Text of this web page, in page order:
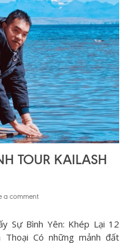
TOUR KAILASH
a comment
Sự Bình Yên: Khép Lại 12
Thoại Có những mảnh đất